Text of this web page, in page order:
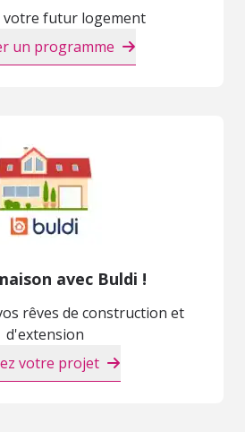
votre futur logement
un programme
avec Buldi !
rêves de construction et
d'extension
votre projet